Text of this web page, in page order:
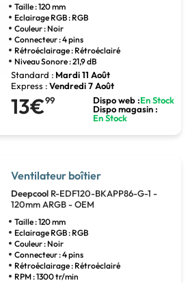
Taille : 120 mm
Eclairage RGB : RGB
Couleur : Noir
Connecteur : 4 pins
Rétroéclairage : Rétroéclairé
Niveau Sonore : 21,9 dB
Standard : Mardi 11 Août
Express :Vendredi 7 Août
13€99 Dispo web :En Stock
Dispo magasin :
En Stock
Ventilateur boîtier
Deepcool R-EDF120-BKAPP86-G-1 -
120mm ARGB - OEM
Taille : 120 mm
Eclairage RGB : RGB
Couleur : Noir
Connecteur : 4 pins
Rétroéclairage : Rétroéclairé
RPM : 1300 tr/min